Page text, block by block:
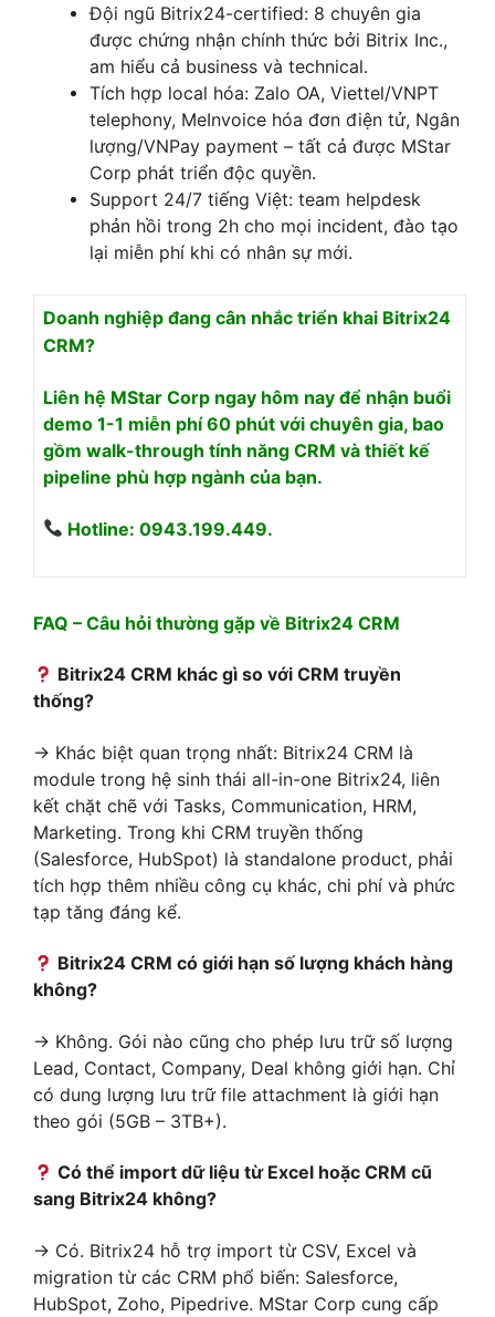
Đội ngũ Bitrix24-certified: 8 chuyên gia
được chứng nhận chính thức bởi Bitrix Inc.,
am hiểu cả business và technical.
Tích hợp local hóa: Zalo OA, Viettel/VNPT
telephony, MeInvoice hóa đơn điện tử, Ngân
lượng/VNPay payment – tất cả được MStar
Corp phát triển độc quyền.
Support 24/7 tiếng Việt: team helpdesk
phản hồi trong 2h cho mọi incident, đào tạo
lại miễn phí khi có nhân sự mới.
Doanh nghiệp đang cân nhắc triển khai Bitrix24
CRM?
Liên hệ MStar Corp ngay hôm nay để nhận buổi
demo 1-1 miễn phí 60 phút với chuyên gia, bao
gồm walk-through tính năng CRM và thiết kế
pipeline phù hợp ngành của bạn.
Hotline: 0943.199.449.
FAQ – Câu hỏi thường gặp về Bitrix24 CRM
Bitrix24 CRM khác gì so với CRM truyền
thống?
→ Khác biệt quan trọng nhất: Bitrix24 CRM là
module trong hệ sinh thái all-in-one Bitrix24, liên
kết chặt chẽ với Tasks, Communication, HRM,
Marketing. Trong khi CRM truyền thống
(Salesforce, HubSpot) là standalone product, phải
tích hợp thêm nhiều công cụ khác, chi phí và phức
tạp tăng đáng kể.
Bitrix24 CRM có giới hạn số lượng khách hàng
không?
→ Không. Gói nào cũng cho phép lưu trữ số lượng
Lead, Contact, Company, Deal không giới hạn. Chỉ
có dung lượng lưu trữ file attachment là giới hạn
theo gói (5GB – 3TB+).
Có thể import dữ liệu từ Excel hoặc CRM cũ
sang Bitrix24 không?
→ Có. Bitrix24 hỗ trợ import từ CSV, Excel và
migration từ các CRM phổ biến: Salesforce,
HubSpot, Zoho, Pipedrive. MStar Corp cung cấp